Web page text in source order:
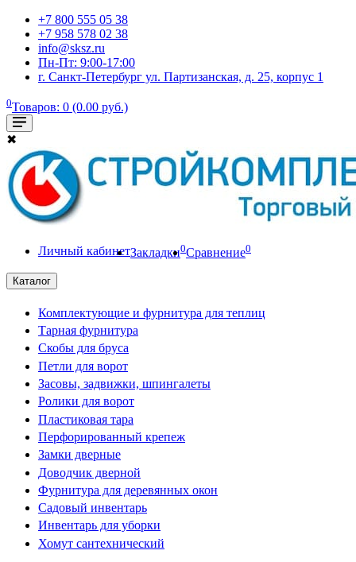
+7 800 555 05 38
+7 958 578 02 38
info@sksz.ru
Пн-Пт: 9:00-17:00
г. Санкт-Петербург ул. Партизанская, д. 25, корпус 1
0Товаров: 0 (0.00 руб.)
✖
Личный кабинетЗакладки0Сравнение0
Каталог
Комплектующие и фурнитура для теплиц
Тарная фурнитура
Скобы для бруса
Петли для ворот
Засовы, задвижки, шпингалеты
Ролики для ворот
Пластиковая тара
Перфорированный крепеж
Замки дверные
Доводчик дверной
Фурнитура для деревянных окон
Садовый инвентарь
Инвентарь для уборки
Хомут сантехнический